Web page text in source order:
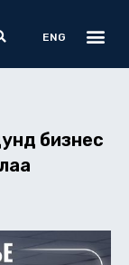
ENG
бизнес